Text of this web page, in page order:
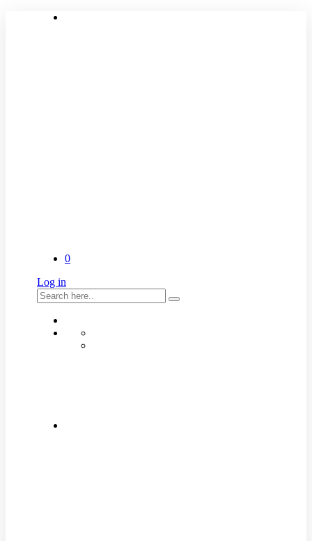
0
Log in